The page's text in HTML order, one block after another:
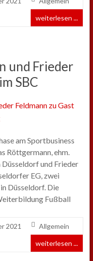
weiterlesen ...
und Frieder
SBC
am Sportbusiness
Röttgermann, ehm.
und Frieder
EG, zwei
Düsseldorf. Die
Fußball
2021 Allgemein
weiterlesen ...